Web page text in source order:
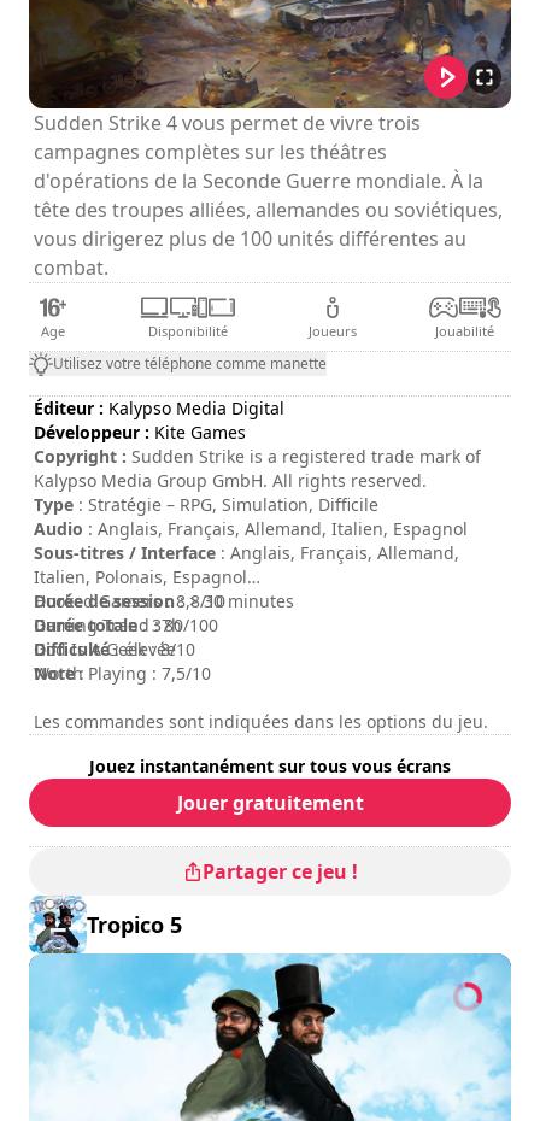
Sudden Strike 4 vous permet de vivre trois
campagnes complètes sur les théâtres
d'opérations de la Seconde Guerre mondiale. À la
tête des troupes alliées, allemandes ou soviétiques,
vous dirigerez plus de 100 unités différentes au
combat.
Age Disponibilité Joueurs Jouabilité
Utilisez votre téléphone comme manette
Éditeur : Kalypso Media Digital
Développeur : Kite Games
Copyright : Sudden Strike is a registered trade mark of
Kalypso Media Group GmbH. All rights reserved.
Type : Stratégie – RPG, Simulation, Difficile
Audio : Anglais, Français, Allemand, Italien, Espagnol
Sous-titres / Interface : Anglais, Français, Allemand,
Italien, Polonais, Espagnol
Durée de session: > 30 minutes
Durée totale: 37h
Difficulté: élevée
Note:
Hooked Gamers : 8,8/10
Gaming Trend : 80/100
God Is A Geek : 8/10
Worth Playing : 7,5/10
Les commandes sont indiquées dans les options du jeu.
Jouez instantanément sur tous vous écrans
Jouer gratuitement
Partager ce jeu !
Tropico 5